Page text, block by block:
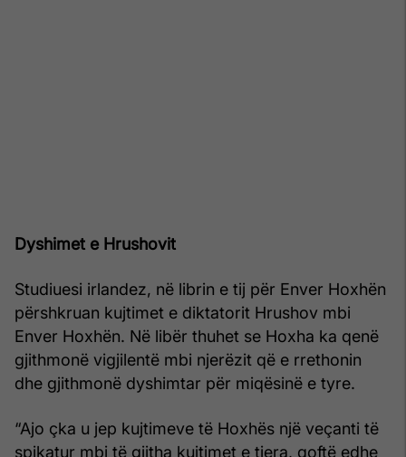
Dyshimet e Hrushovit
Studiuesi irlandez, në librin e tij për Enver Hoxhën
përshkruan kujtimet e diktatorit Hrushov mbi
Enver Hoxhën. Në libër thuhet se Hoxha ka qenë
gjithmonë vigjilentë mbi njerëzit që e rrethonin
dhe gjithmonë dyshimtar për miqësinë e tyre.
“Ajo çka u jep kujtimeve të Hoxhës një veçanti të
spikatur mbi të gjitha kujtimet e tjera, qoftë edhe